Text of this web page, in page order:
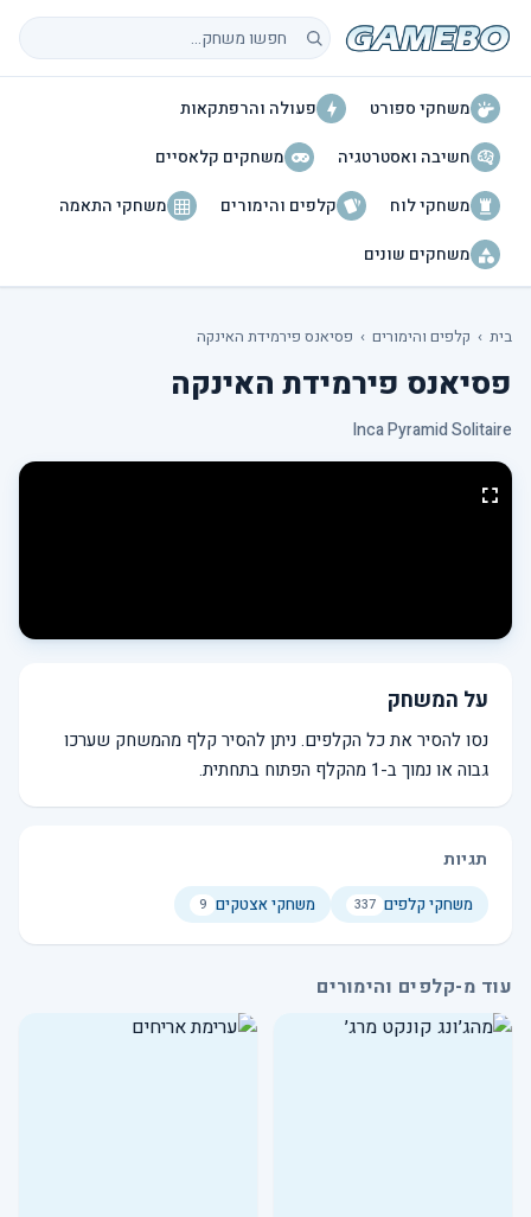
חיפוש משחקים
משחקי ספורט
פעולה והרפתקאות
חשיבה ואסטרטגיה
משחקים קלאסיים
משחקי לוח
קלפים והימורים
משחקי התאמה
משחקים שונים
בית › קלפים והימורים › פסיאנס פירמידת האינקה
פסיאנס פירמידת האינקה
Inca Pyramid Solitaire
על המשחק
נסו להסיר את כל הקלפים. ניתן להסיר קלף מהמשחק שערכו
גבוה או נמוך ב-1 מהקלף הפתוח בתחתית.
תגיות
משחקי קלפים 337 משחקי אצטקים 9
עוד מ-קלפים והימורים